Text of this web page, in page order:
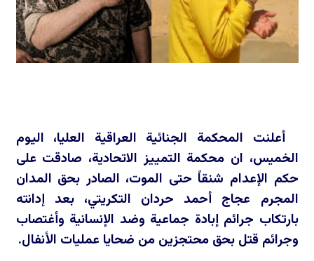
أعلنت المحكمة الجنائية العراقية العليا، اليوم
الخميس، ان محكمة التمييز الاتحادية، صادقت على
حكم الإعدام شنقاً حتى الموت، الصادر بحق المدان
المجرم عجاج أحمد حردان التكريتي، بعد إدانته
بارتكاب جرائم إبادة جماعية وضد الإنسانية وأغتصاب
وجرائم قتل بحق محتجزين من ضحايا عمليات الأنفال.